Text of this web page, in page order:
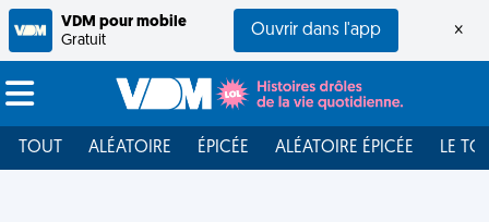
VDM pour mobile
Gratuit
Ouvrir dans l'app ×
TOUT ALÉATOIRE ÉPICÉE ALÉATOIRE ÉPICÉE LE